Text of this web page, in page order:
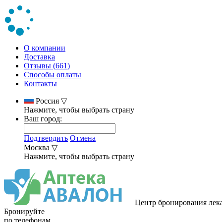
О компании
Доставка
Отзывы (661)
Способы оплаты
Контакты
Россия ▽
Нажмите, чтобы выбрать страну
Ваш город:
Подтвердить Отмена
Москва ▽
Нажмите, чтобы выбрать страну
Центр бронирования
Бронируйте
по телефонам